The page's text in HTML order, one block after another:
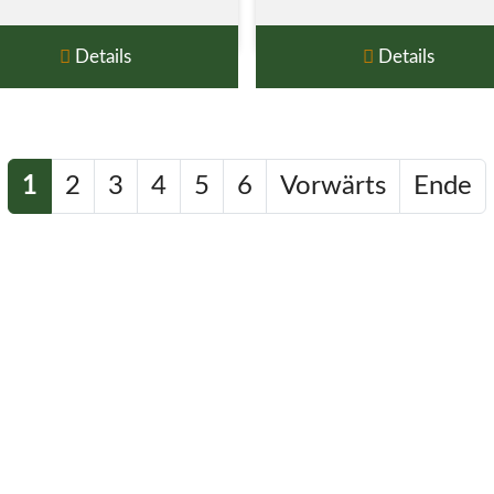
Details Details
1 2 3 4 5 6 Vorwärts Ende